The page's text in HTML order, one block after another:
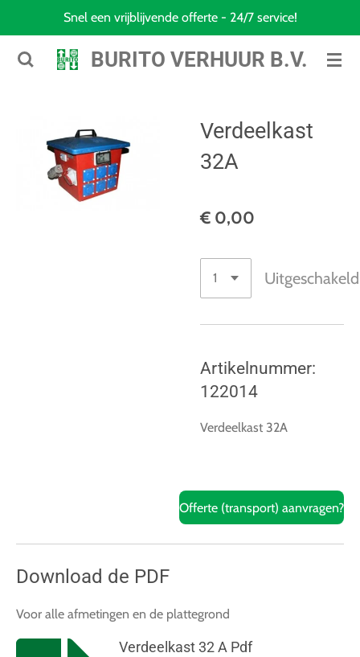
naar
BURITO VERHUUR B.V.
Snel een vrijblijvende offerte - 24/7 service!
Verdeelkast
32A
€ 0,00
Uitgeschakeld
Artikelnummer:
122014
Verdeelkast 32A
Offerte (transport) aanvragen?
Download de PDF
Voor alle afmetingen en de plattegrond
Verdeelkast 32 A Pdf